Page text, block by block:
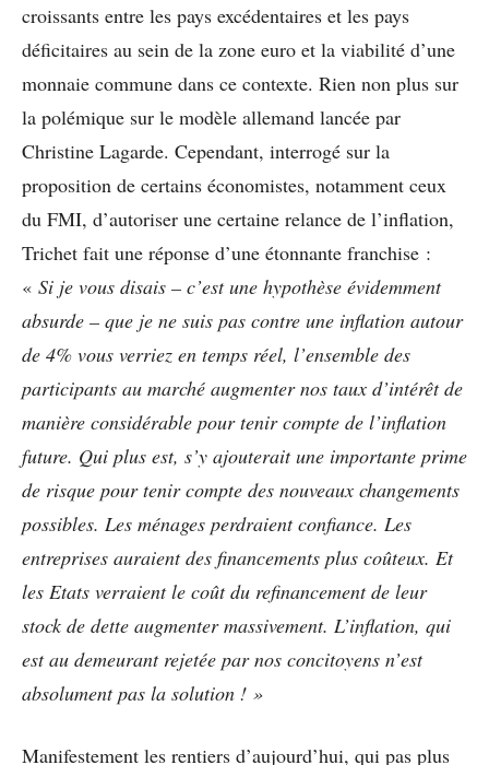
croissants entre les pays excédentaires et les pays
déficitaires au sein de la zone euro et la viabilité d’une
monnaie commune dans ce contexte. Rien non plus sur
la polémique sur le modèle allemand lancée par
Christine Lagarde. Cependant, interrogé sur la
proposition de certains économistes, notamment ceux
du FMI, d’autoriser une certaine relance de l’inflation,
Trichet fait une réponse d’une étonnante franchise :
« Si je vous disais – c’est une hypothèse évidemment
absurde – que je ne suis pas contre une inflation autour
de 4% vous verriez en temps réel, l’ensemble des
participants au marché augmenter nos taux d’intérêt de
manière considérable pour tenir compte de l’inflation
future. Qui plus est, s’y ajouterait une importante prime
de risque pour tenir compte des nouveaux changements
possibles. Les ménages perdraient confiance. Les
entreprises auraient des financements plus coûteux. Et
les Etats verraient le coût du refinancement de leur
stock de dette augmenter massivement. L’inflation, qui
est au demeurant rejetée par nos concitoyens n’est
absolument pas la solution ! »
Manifestement les rentiers d’aujourd’hui, qui pas plus